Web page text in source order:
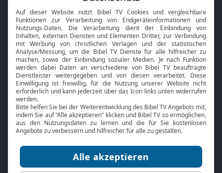
Neuigkeiten
Smart TV
HbbTV
Bibelthek Online-Bibel
Nächster Gottesdienst
Bibel TV
Über uns
Jobs
Mediadaten
Service
Kontakt
TV-Empfang